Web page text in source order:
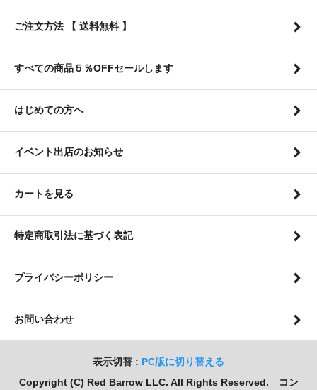
ご注文方法 【 送料無料 】
すべての商品５％OFFセールします
はじめての方へ
イベント出店のお知らせ
カートを見る
特定商取引法に基づく表記
プライバシーポリシー
お問い合わせ
表示切替 : PC版に切り替える
Copyright (C) Red Barrow LLC. All Rights Reserved. コン